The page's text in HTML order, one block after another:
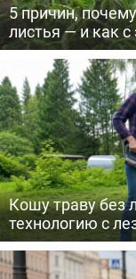
5 причин,
листья — и как
Кошу траву без
технологию с